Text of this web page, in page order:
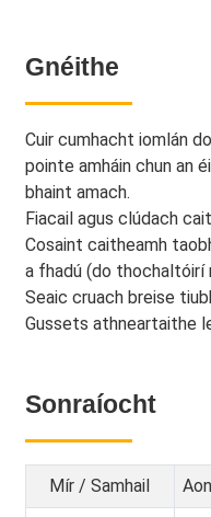
Gnéithe
Cuir cumhacht iomlán
pointe amháin chun an
bhaint amach.
Fiacail agus clúdach
Cosaint caitheamh
a fhadú (do thochaltóirí
Seaic cruach breise
Gussets athneartaithe
Sonraíocht
Mír / Samhail